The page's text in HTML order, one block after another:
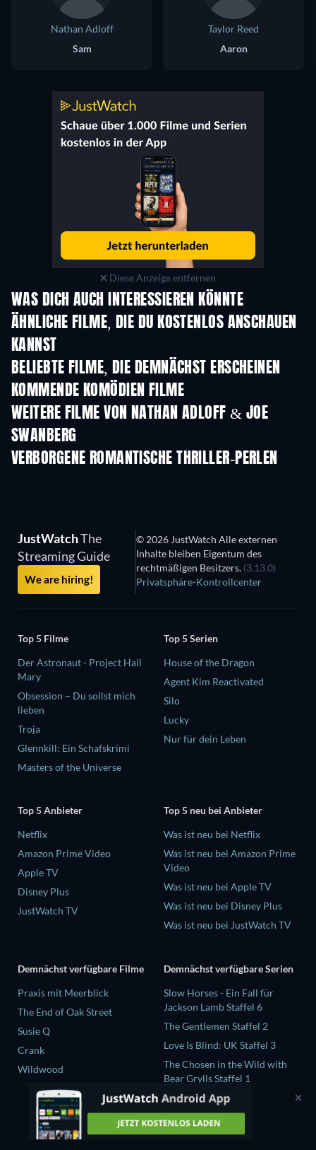
Nathan Adloff
Sam
Taylor Reed
Aaron
Diese Anzeige entfernen
WAS DICH AUCH INTERESSIEREN KÖNNTE
ÄHNLICHE FILME, DIE DU KOSTENLOS ANSCHAUEN
KANNST
BELIEBTE FILME, DIE DEMNÄCHST ERSCHEINEN
KOMMENDE KOMÖDIEN FILME
WEITERE FILME VON NATHAN ADLOFF & JOE
SWANBERG
VERBORGENE ROMANTISCHE THRILLER-PERLEN
JustWatchThe
Streaming Guide
We are hiring!
© 2026 JustWatch Alle externen
Inhalte bleiben Eigentum des
rechtmäßigen Besitzers. (3.13.0)
Privatsphäre-Kontrollcenter
Top 5 Filme
Der Astronaut - Project Hail
Mary
Obsession – Du sollst mich
lieben
Troja
Glennkill: Ein Schafskrimi
Masters of the Universe
Top 5 Serien
House of the Dragon
Agent Kim Reactivated
Silo
Lucky
Nur für dein Leben
Top 5 Anbieter
Netflix
Amazon Prime Video
Apple TV
Disney Plus
JustWatch TV
Top 5 neu bei Anbieter
Was ist neu bei Netflix
Was ist neu bei Amazon Prime
Video
Was ist neu bei Apple TV
Was ist neu bei Disney Plus
Was ist neu bei JustWatch TV
Demnächst verfügbare Filme
Praxis mit Meerblick
The End of Oak Street
Susie Q
Crank
Wildwood
Demnächst verfügbare Serien
Slow Horses - Ein Fall für
Jackson Lamb Staffel 6
The Gentlemen Staffel 2
Love Is Blind: UK Staffel 3
The Chosen in the Wild with
Bear Grylls Staffel 1
Levi Strauss und der Stoff der
Träume Staffel 1